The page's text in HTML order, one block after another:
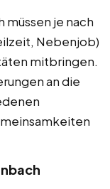
je nach
Nebenjob)
mitbringen.
an die